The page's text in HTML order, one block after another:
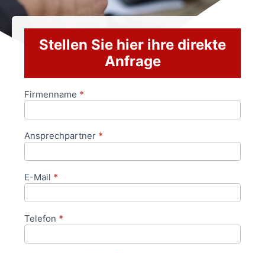
Stellen Sie hier ihre direkte
Anfrage
Anfrageformular
Firmenname *
Ansprechpartner *
E-Mail *
Telefon *